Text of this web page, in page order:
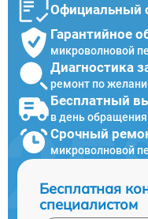
Официальный
Гарантийное
микроволновой
Диагностика
ремонт по
Бесплатный
в день обращения
Срочный
микроволновой
Бесплатная
специалистом